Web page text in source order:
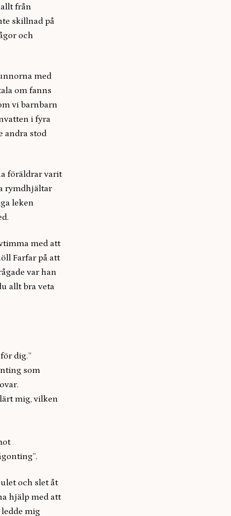
från
skillnad på
och
med
om fanns
vi barnbarn
i fyra
andra stod
föräldrar varit
rymdhjältar
leken
med att
Farfar på att
var han
allt bra veta
dig.”
som
mig, vilken
och slet åt
hjälp med att
mig